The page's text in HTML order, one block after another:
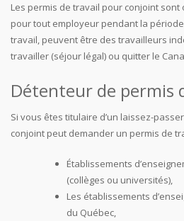
Les permis de travail pour conjoint
pour tout employeur pendant la
travail, peuvent être des travailleurs
travailler (séjour légal) ou quitter le
Détenteur de permis
Si vous êtes titulaire d’un laissez-
conjoint peut demander un permis de
Établissements
(collèges ou universités),
Les établissements
du Québec,